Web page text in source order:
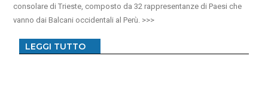
consolare di Trieste, composto da 32 rappresentanze di Paesi che
vanno dai Balcani occidentali al Perù.
LEGGI TUTTO